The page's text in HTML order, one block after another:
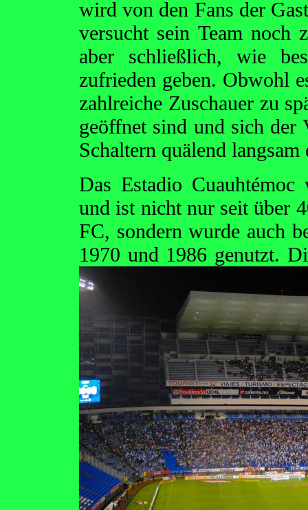
wird von den Fans der
versucht sein Team noch
aber schließlich, wie
zufrieden geben. Obwohl
zahlreiche Zuschauer zu
geöffnet sind und sich der
Schaltern quälend
Das Estadio
und ist nicht nur seit über
FC, sondern wurde auch
1970 und 1986 genutzt.